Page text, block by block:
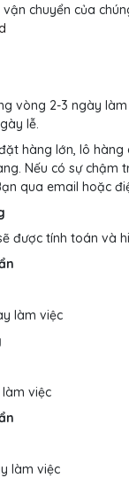
chuyển của
vòng 2-3 ngày
lễ.
hàng lớn, lô
Nếu có sự
qua email hoặc
được tính toán và
làm việc
việc
làm việc